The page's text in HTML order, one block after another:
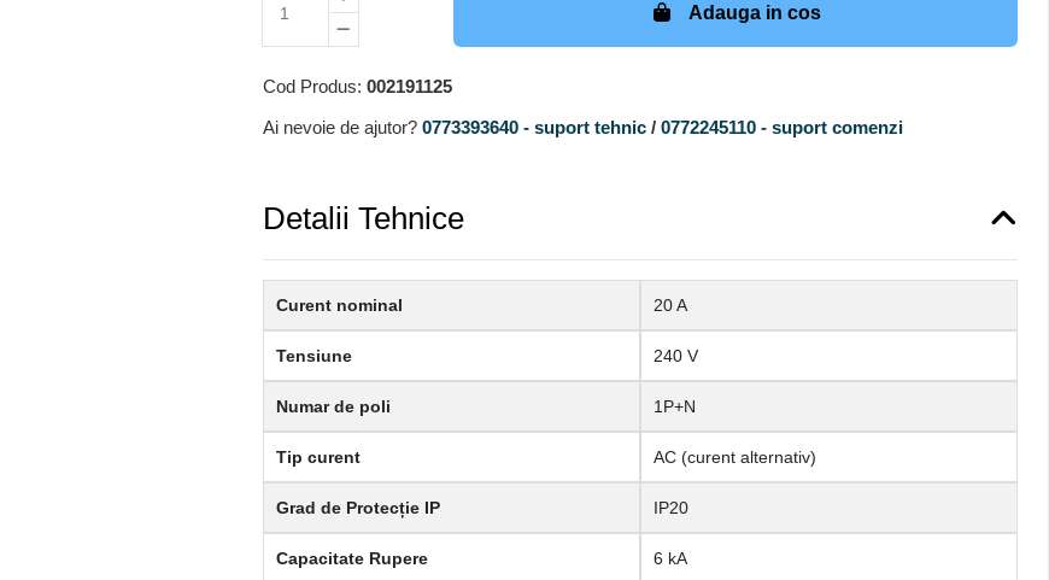
Adauga in cos
Cod Produs: 002191125
Ai nevoie de ajutor? 0773393640 - suport tehnic / 0772245110 - suport comenzi
Detalii Tehnice
Curent nominal 20 A
Tensiune 240 V
Numar de poli 1P+N
Tip curent AC (curent alternativ)
Grad de Protecție IP IP20
Capacitate Rupere 6 kA